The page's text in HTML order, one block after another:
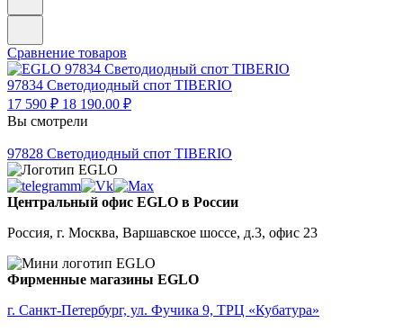
Сравнение товаров
97834 Светодиодный спот TIBERIO
17 590 ₽ 18 190.00 ₽
Вы смотрели
97828 Светодиодный спот TIBERIO
Центральный офис EGLO в России
Россия, г. Москва, Варшавское шоссе, д.3, офис 23
Фирменные магазины EGLO
г. Санкт-Петербург, ул. Фучика 9, ТРЦ «Кубатура»